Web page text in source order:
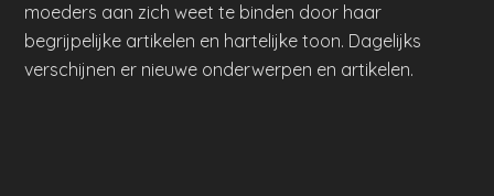
moeders aan zich weet te binden door haar
begrijpelijke artikelen en hartelijke toon. Dagelijks
verschijnen er nieuwe onderwerpen en artikelen.